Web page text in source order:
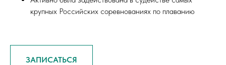
крупных Российских соревнованиях по плаванию
ЗАПИСАТЬСЯ